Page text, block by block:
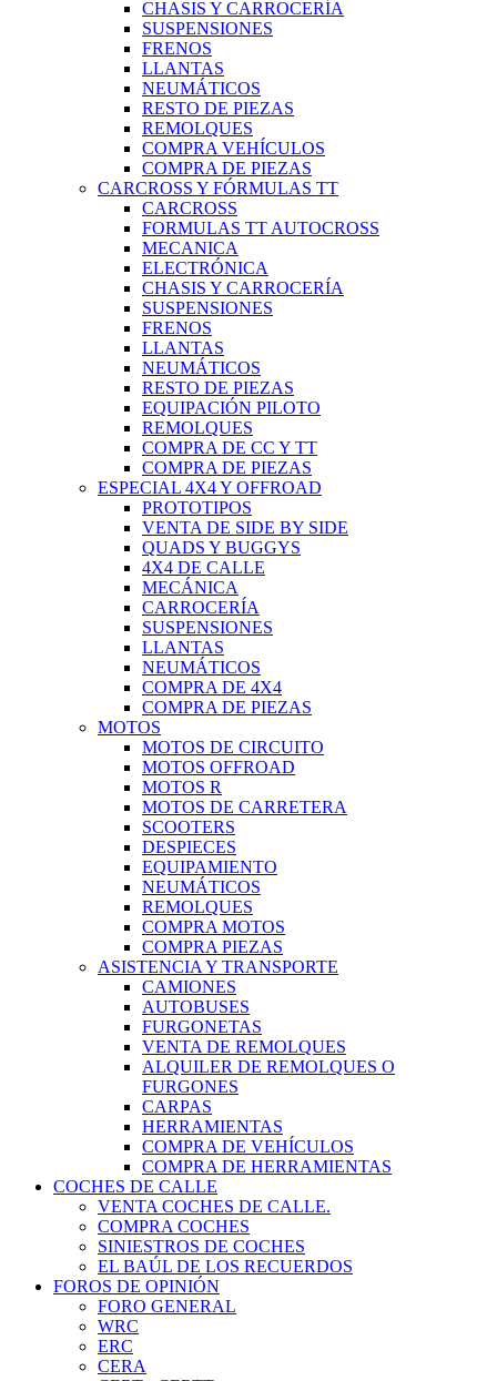
CHASIS Y CARROCERÍA
SUSPENSIONES
FRENOS
LLANTAS
NEUMÁTICOS
RESTO DE PIEZAS
REMOLQUES
COMPRA VEHÍCULOS
COMPRA DE PIEZAS
CARCROSS Y FÓRMULAS TT
CARCROSS
FORMULAS TT AUTOCROSS
MECANICA
ELECTRÓNICA
CHASIS Y CARROCERÍA
SUSPENSIONES
FRENOS
LLANTAS
NEUMÁTICOS
RESTO DE PIEZAS
EQUIPACIÓN PILOTO
REMOLQUES
COMPRA DE CC Y TT
COMPRA DE PIEZAS
ESPECIAL 4X4 Y OFFROAD
PROTOTIPOS
VENTA DE SIDE BY SIDE
QUADS Y BUGGYS
4X4 DE CALLE
MECÁNICA
CARROCERÍA
SUSPENSIONES
LLANTAS
NEUMÁTICOS
COMPRA DE 4X4
COMPRA DE PIEZAS
MOTOS
MOTOS DE CIRCUITO
MOTOS OFFROAD
MOTOS R
MOTOS DE CARRETERA
SCOOTERS
DESPIECES
EQUIPAMIENTO
NEUMÁTICOS
REMOLQUES
COMPRA MOTOS
COMPRA PIEZAS
ASISTENCIA Y TRANSPORTE
CAMIONES
AUTOBUSES
FURGONETAS
VENTA DE REMOLQUES
ALQUILER DE REMOLQUES O
FURGONES
CARPAS
HERRAMIENTAS
COMPRA DE VEHÍCULOS
COMPRA DE HERRAMIENTAS
COCHES DE CALLE
VENTA COCHES DE CALLE.
COMPRA COCHES
SINIESTROS DE COCHES
EL BAÚL DE LOS RECUERDOS
FOROS DE OPINIÓN
FORO GENERAL
WRC
ERC
CERA